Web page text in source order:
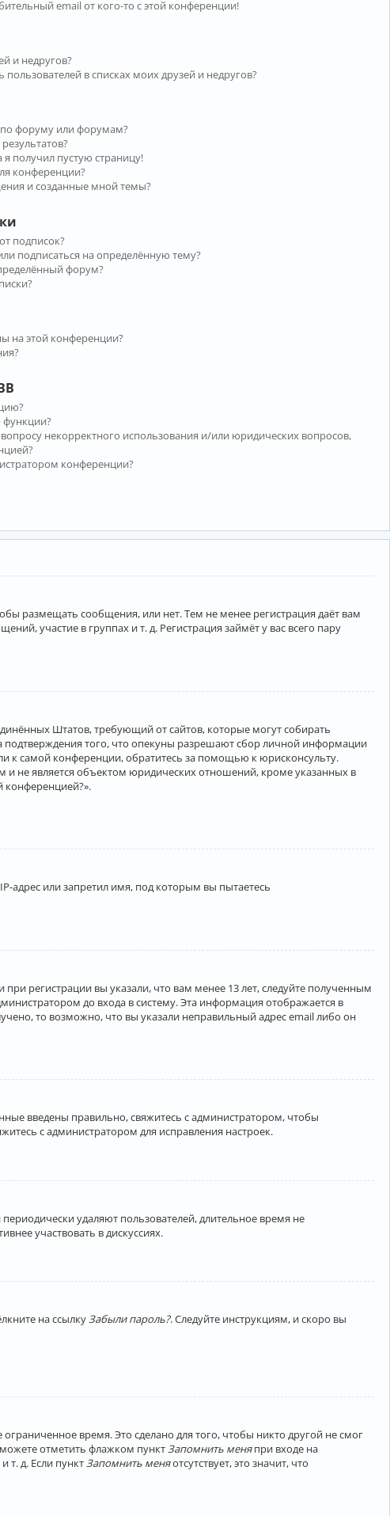
email от кого-то с этой конференции!
и недругов?
пользователей в списках моих друзей и недругов?
форуму или форумам?
я получил пустую страницу!
конференции?
и созданные мной темы?
подписок?
подписаться на определённую тему?
форум?
на этой конференции?
функции?
некорректного использования и/или юридических вопросов,
конференции?
размещать сообщения, или нет. Тем не менее регистрация даёт вам
участие в группах и т. д. Регистрация займёт у вас всего пару
Штатов, требующий от сайтов, которые могут собирать
того, что опекуны разрешают сбор личной информации
к самой конференции, обратитесь за помощью к юрисконсульту.
не является объектом юридических отношений, кроме указанных в
конференцией?».
адрес или запретил имя, под которым вы пытаетесь
регистрации вы указали, что вам менее 13 лет, следуйте полученным
до входа в систему. Эта информация отображается в
то возможно, что вы указали неправильный адрес email либо он
введены правильно, свяжитесь с администратором, чтобы
с администратором для исправления настроек.
удаляют пользователей, длительное время не
участвовать в дискуссиях.
на ссылкуЗабыли пароль?. Следуйте инструкциям, и скоро вы
время. Это сделано для того, чтобы никто другой не смог
отметить флажком пункт Запомнить меняпри входе на
т. д. Если пункт Запомнить меняотсутствует, это значит, что